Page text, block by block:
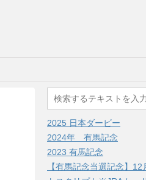
2025 日本ダービー
2024年 有馬記念
2023 有馬記念
【有馬記念当選記念】